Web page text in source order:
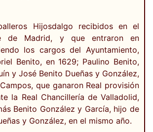
Hijosdalgo recibidos en el
de Madrid, y que entraron en
los cargos del Ayuntamiento,
Benito, en 1629; Paulino Benito,
y José Benito Dueñas y González,
que ganaron Real provisión
la Real Chancillería de Valladolid,
Benito González y García, hijo de
y González, en el mismo año.